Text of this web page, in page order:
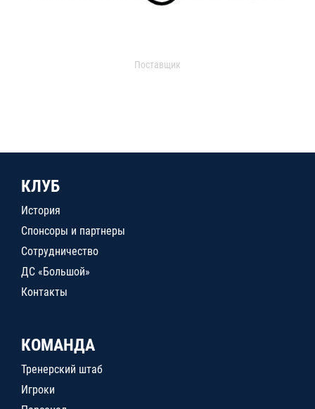
Поставщик
КЛУБ
История
Спонсоры и партнеры
Сотрудничество
ДС «Большой»
Контакты
КОМАНДА
Тренерский штаб
Игроки